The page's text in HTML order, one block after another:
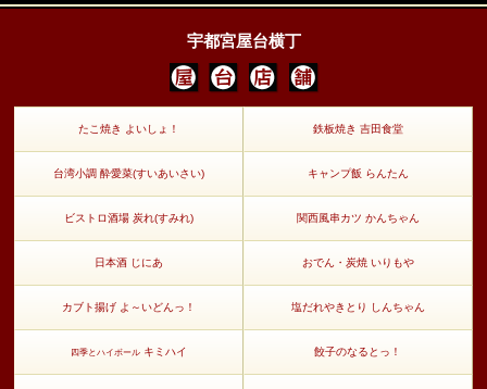
宇都宮屋台横丁
たこ焼き よいしょ！ 鉄板焼き 吉田食堂
台湾小調 酔愛菜(すいあいさい) キャンプ飯 らんたん
ビストロ酒場 炭れ(すみれ) 関西風串カツ かんちゃん
日本酒 じにあ おでん・炭焼 いりもや
カブト揚げ よ～いどんっ！ 塩だれやきとり しんちゃん
四季とハイボール キミハイ 餃子のなるとっ！